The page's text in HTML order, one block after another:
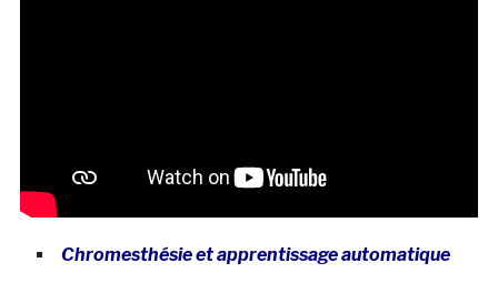
Chromesthésie et apprentissage automatique